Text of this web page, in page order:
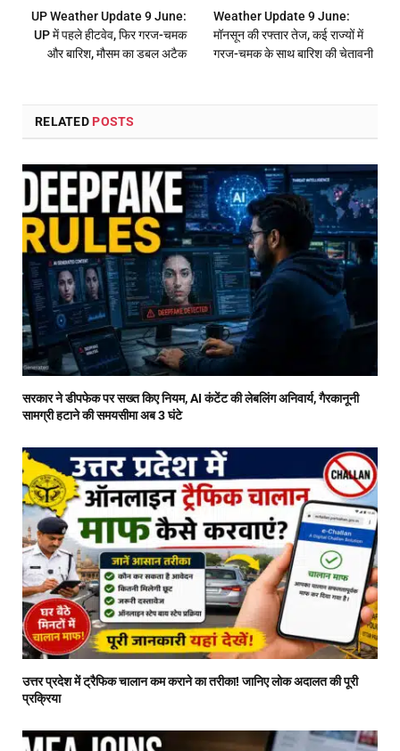
UP Weather Update 9 June:
UP में पहले हीटवेव, फिर गरज-चमक
और बारिश, मौसम का डबल अटैक
Weather Update 9 June:
मॉनसून की रफ्तार तेज, कई राज्यों में
गरज-चमक के साथ बारिश की चेतावनी
RELATED POSTS
सरकार ने डीपफेक पर सख्त किए नियम, AI कंटेंट की लेबलिंग अनिवार्य, गैरकानूनी
सामग्री हटाने की समयसीमा अब 3 घंटे
उत्तर प्रदेश में ट्रैफिक चालान कम कराने का तरीका! जानिए लोक अदालत की पूरी
प्रक्रिया